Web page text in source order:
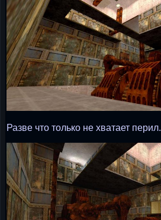
Разве что только не хватает перил.